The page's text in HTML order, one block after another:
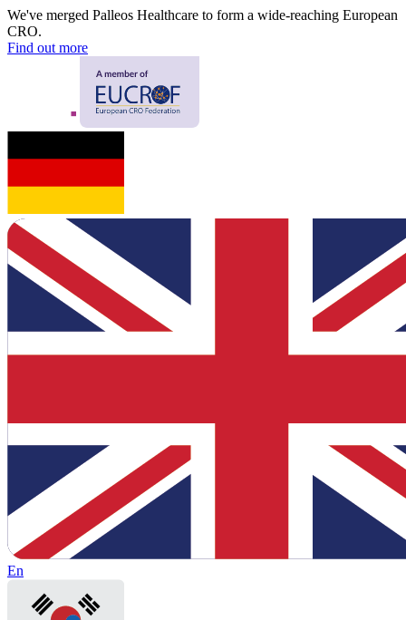
We've merged Palleos Healthcare to form a wide-reaching European
CRO.
Find out more
En